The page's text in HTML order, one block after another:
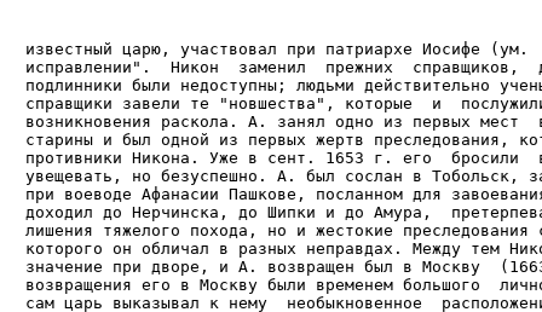
известный царю, участвовал при патриархе Иосифе
исправлении".  Никон  заменил  прежних  справщиков,
подлинники были недоступны; людьми действительно
справщики завели те "новшества", которые  и
возникновения раскола. А. занял одно из первых мест
старины и был одной из первых жертв преследования,
противники Никона. Уже в сент. 1653 г. его  бросили
увещевать, но безуспешно. А. был сослан в Тобольск,
при воеводе Афанасии Пашкове, посланном для
доходил до Нерчинска, до Шипки и до Амура,
лишения тяжелого похода, но и жестокие преследования
которого он обличал в разных неправдах. Между тем
значение при дворе, и А. возвращен был в Москву
возвращения его в Москву были временем большого
сам царь выказывал к нему  необыкновенное